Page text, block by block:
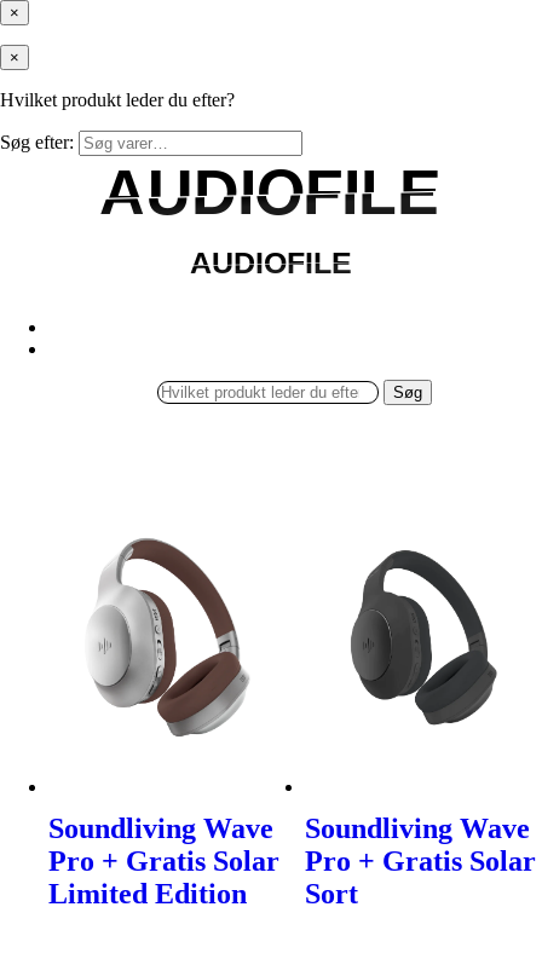
×
×
Hvilket produkt leder du efter?
Søg efter:
AUDIOFILE
AUDIOFILE
AUDIOFILE
AUDIOFILE
Søg
Soundliving Wave
Pro + Gratis Solar
Limited Edition
Soundliving Wave
Pro + Gratis Solar
Sort